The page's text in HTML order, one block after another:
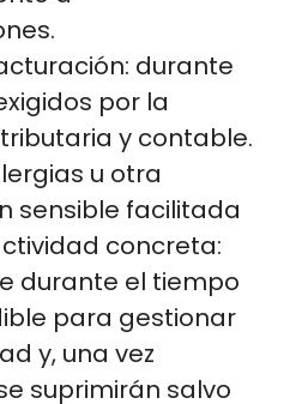
durante
por la
y contable.
u otra
sensible facilitada
concreta:
durante el tiempo
para gestionar
y, una vez
suprimirán salvo